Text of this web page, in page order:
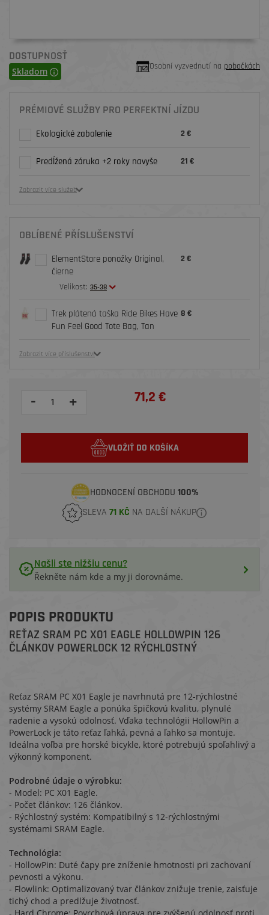
DOSTUPNOSŤ
Skladom Osobní vyzvednutí na pobočkách
PRÉMIOVÉ SLUŽBY PRO PERFEKTNÍ JÍZDU
Ekologické zabalenie 2 €
Predĺžená záruka +2 roky navyše 21 €
Zobrazit více služeb
OBLÍBENÉ PŘÍSLUŠENSTVÍ
ElementStore ponožky Original,
čierne
Velikost: 35-38
2 €
Trek plátená taška Ride Bikes Have
Fun Feel Good Tote Bag, Tan
8 €
Zobrazit více příslušenství
- + 71,2 €
VLOŽIŤ DO KOŠÍKA
HODNOCENÍ OBCHODU 100%
SLEVA 71 KČ NA DALŠÍ NÁKUP
Našli ste nižšiu cenu?
Řekněte nám kde a my ji dorovnáme.
POPIS PRODUKTU
REŤAZ SRAM PC X01 EAGLE HOLLOWPIN 126
ČLÁNKOV POWERLOCK 12 RÝCHLOSTNÝ
Reťaz SRAM PC X01 Eagle je navrhnutá pre 12-rýchlostné
systémy SRAM Eagle a ponúka špičkovú kvalitu, plynulé
radenie a vysokú odolnosť. Vďaka technológii HollowPin a
PowerLock je táto reťaz ľahká, pevná a ľahko sa montuje.
Ideálna voľba pre horské bicykle, ktoré potrebujú spoľahlivý a
výkonný komponent.
Podrobné údaje o výrobku:
- Model: PC X01 Eagle.
- Počet článkov: 126 článkov.
- Rýchlostný systém: Kompatibilný s 12-rýchlostnými
systémami SRAM Eagle.
Technológia:
- HollowPin: Duté čapy pre zníženie hmotnosti pri zachovaní
pevnosti a výkonu.
- Flowlink: Optimalizovaný tvar článkov znižuje trenie, zaisťuje
tichý chod a predlžuje životnosť.